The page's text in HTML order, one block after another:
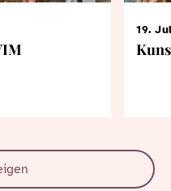
19.